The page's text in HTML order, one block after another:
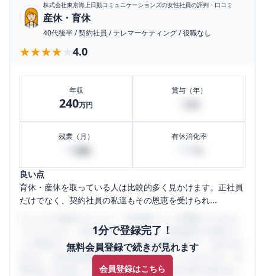
株式会社東京海上日動コミュニケーションズの女性社員の評判・口コミ
産休・育休
40代後半/契約社員 /テレマーケティング/役職なし
★★★★★
★★★★★ 4.0
年収
240万円
賞与（年）
残業（月） 有休消化率
良い点
育休・産休を取っている人は比較的多く見かけます。正社員
だけでなく、契約社員の私達もその恩恵を受けられ...
1分で登録完了！
無料会員登録で続きが見れます
会員登録はこちら
うになります。SHEHUB(シーハブ)は、女性限定の企業口コ
ミの投稿サイトです。給与面・女性の働きやすさ・会社の評
判など、女性の転職は気にすべき点がたくさんあります。先
輩社員（元社員）の口コミを通して、本当の会社の姿を知